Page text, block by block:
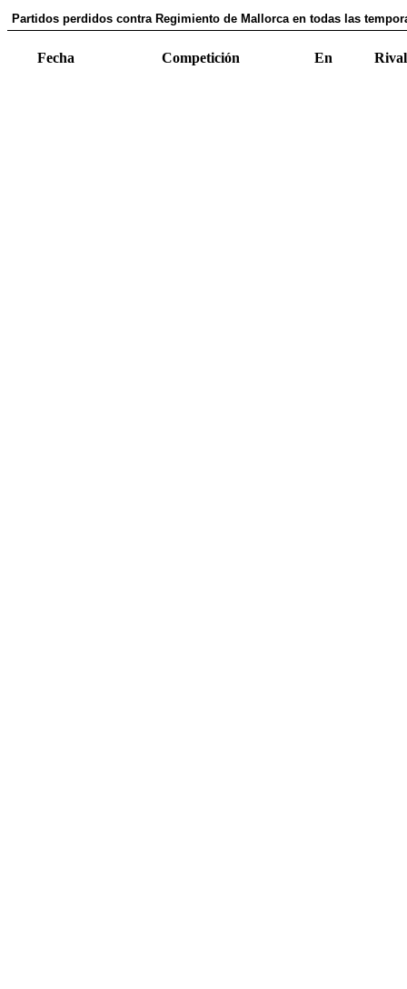
Partidos perdidos contra Regimiento de Mallorca en todas las
Fecha Competición En Rival